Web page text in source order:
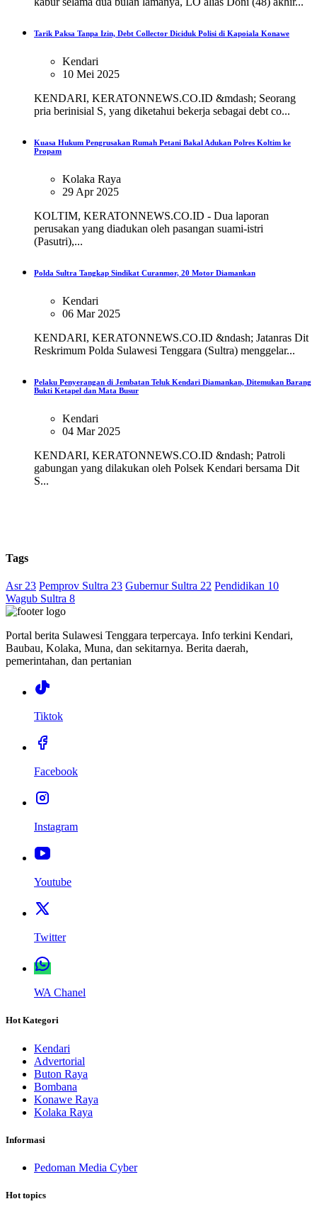
Tarik Paksa Tanpa Izin, Debt Collector Diciduk Polisi di Kapoiala Konawe
Kendari
10 Mei 2025
KENDARI, KERATONNEWS.CO.ID &mdash; Seorang
pria berinisial S, yang diketahui bekerja sebagai debt co...
Kuasa Hukum Pengrusakan Rumah Petani Bakal Adukan Polres Koltim ke
Propam
Kolaka Raya
29 Apr 2025
KOLTIM, KERATONNEWS.CO.ID - Dua laporan
perusakan yang diadukan oleh pasangan suami-istri
(Pasutri),...
Polda Sultra Tangkap Sindikat Curanmor, 20 Motor Diamankan
Kendari
06 Mar 2025
KENDARI, KERATONNEWS.CO.ID &ndash; Jatanras Dit
Reskrimum Polda Sulawesi Tenggara (Sultra) menggelar...
Pelaku Penyerangan di Jembatan Teluk Kendari Diamankan, Ditemukan Barang
Bukti Ketapel dan Mata Busur
Kendari
04 Mar 2025
KENDARI, KERATONNEWS.CO.ID &ndash; Patroli
gabungan yang dilakukan oleh Polsek Kendari bersama Dit
S...
Tags
Asr 23 Pemprov Sultra 23 Gubernur Sultra 22 Pendidikan 10
Wagub Sultra 8
Portal berita Sulawesi Tenggara terpercaya. Info terkini Kendari,
Baubau, Kolaka, Muna, dan sekitarnya. Berita daerah,
pemerintahan, dan pertanian
Tiktok
Facebook
Instagram
Youtube
Twitter
WA Chanel
Hot Kategori
Kendari
Advertorial
Buton Raya
Bombana
Konawe Raya
Kolaka Raya
Informasi
Pedoman Media Cyber
Hot topics